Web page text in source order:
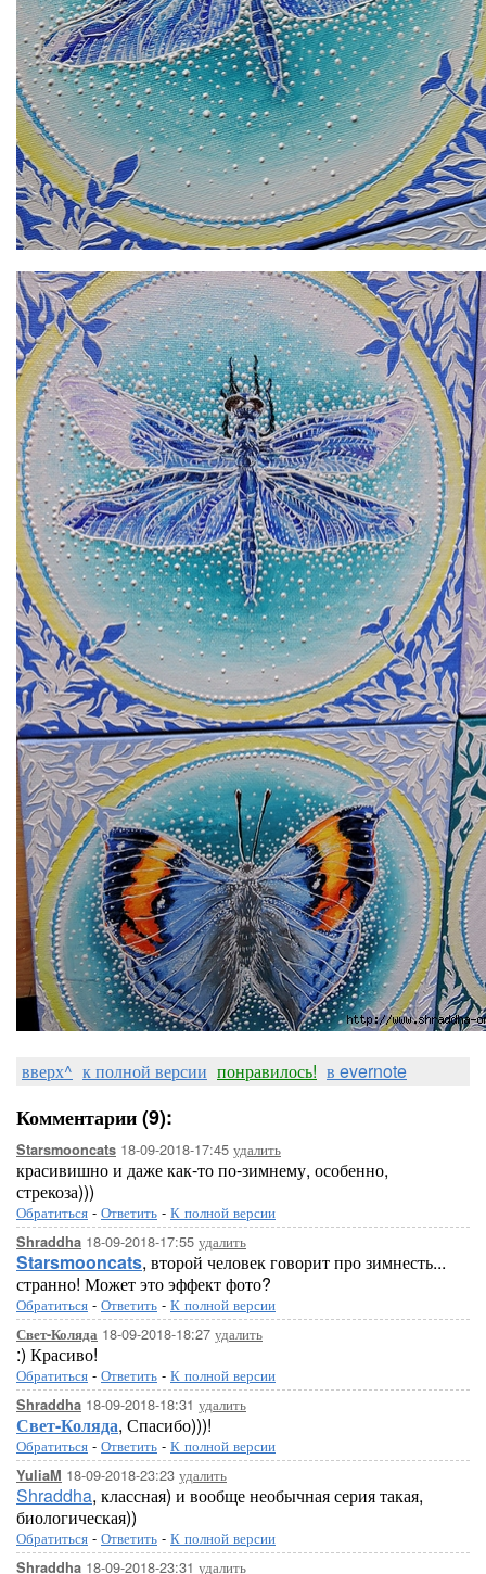
вверх^ к полной версии понравилось! в evernote
Комментарии (9):
Starsmooncats 18-09-2018-17:45 удалить
красивишно и даже как-то по-зимнему, особенно,
стрекоза)))
Обратиться - Ответить - К полной версии
Shraddha 18-09-2018-17:55 удалить
Starsmooncats, второй человек говорит про зимнесть...
странно! Может это эффект фото?
Обратиться - Ответить - К полной версии
Свет-Коляда 18-09-2018-18:27 удалить
:) Красиво!
Обратиться - Ответить - К полной версии
Shraddha 18-09-2018-18:31 удалить
Свет-Коляда, Спасибо)))!
Обратиться - Ответить - К полной версии
YuliaM 18-09-2018-23:23 удалить
Shraddha, классная) и вообще необычная серия такая,
биологическая))
Обратиться - Ответить - К полной версии
Shraddha 18-09-2018-23:31 удалить